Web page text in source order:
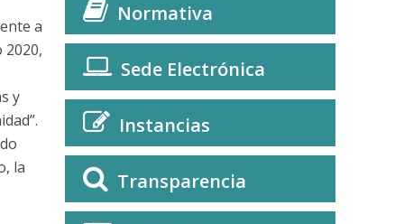
a
y
la
Normativa
Sede Electrónica
Instancias
Transparencia